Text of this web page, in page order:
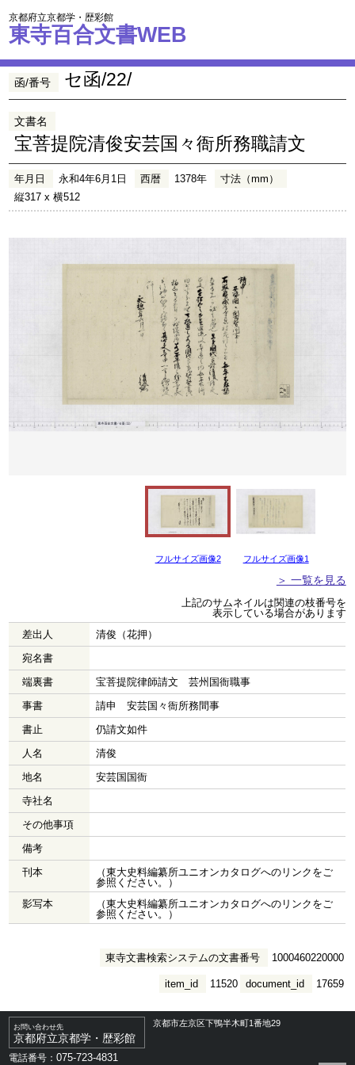
京都府立京都学・歴彩館
東寺百合文書WEB
函/番号 セ函/22/
文書名
宝菩提院清俊安芸国々衙所務職請文
年月日 永和4年6月1日 西暦 1378年
寸法（mm）
縦317 x 横512
フルサイズ画像2 フルサイズ画像1
＞ 一覧を見る
上記のサムネイルは関連の枝番号を
表示している場合があります
差出人
清俊（花押）
宛名書
端裏書
宝菩提院律師請文 芸州国衙職事
事書
請申 安芸国々衙所務間事
書止
仍請文如件
人名
清俊
地名
安芸国国衙
寺社名
その他事項
備考
刊本
（東大史料編纂所ユニオンカタログへのリンクをご
参照ください。）
影写本
（東大史料編纂所ユニオンカタログへのリンクをご
参照ください。）
東寺文書検索システムの文書番号 1000460220000
document_id 17659
item_id 11520
お問い合わせ先
京都府立京都学・歴彩館
京都市左京区下鴨半木町1番地29
電話番号：075-723-4831